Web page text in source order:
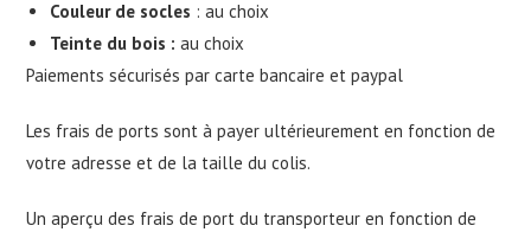
Couleur de socles : au choix
Teinte du bois : au choix
Paiements sécurisés par carte bancaire et paypal
Les frais de ports sont à payer ultérieurement en fonction de
votre adresse et de la taille du colis.
Un aperçu des frais de port du transporteur en fonction de